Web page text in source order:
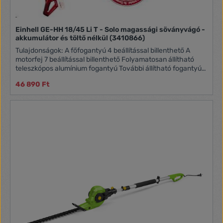
Einhell GE-HH 18/45 Li T - Solo magassági söványvágó -
akkumulátor és töltő nélkül (3410866)
Tulajdonságok: A főfogantyú 4 beállítással billenthető A
motorfej 7 beállítással billenthető Folyamatosan állítható
teleszkópos alumínium fogantyú További állítható fogantyú
vágott és gyémánt csiszolt acélból készült penge Erős
vágóvédő a tároláshoz és szállításhoz Akkumulátor és töltő
46 890 Ft